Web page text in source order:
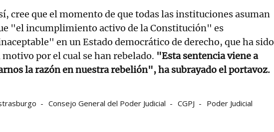
cree que el momento de que todas las instituciones asuman
"el incumplimiento activo de la Constitución" es
en un Estado democrático de derecho, que ha sido
motivo por el cual se han rebelado. "Esta sentencia viene a
la razón en nuestra rebelión", ha subrayado el portavoz.
Consejo General del Poder Judicial CGPJ Poder Judicial